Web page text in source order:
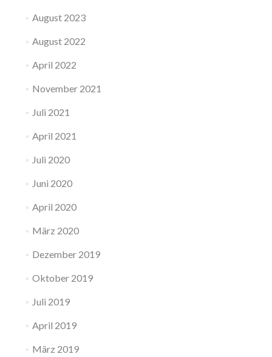
August 2023
August 2022
April 2022
November 2021
Juli 2021
April 2021
Juli 2020
Juni 2020
April 2020
März 2020
Dezember 2019
Oktober 2019
Juli 2019
April 2019
März 2019